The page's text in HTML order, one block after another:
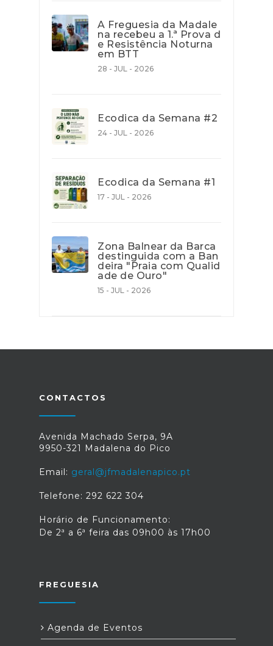
A Freguesia da Madale
na recebeu a 1.ª Prova d
e Resistência Noturna
em BTT
28 - JUL - 2026
Ecodica da Semana #2
24 - JUL - 2026
Ecodica da Semana #1
17 - JUL - 2026
Zona Balnear da Barca
destinguida com a Ban
deira "Praia com Qualid
ade de Ouro"
15 - JUL - 2026
CONTACTOS
Avenida Machado Serpa, 9A
9950-321 Madalena do Pico
Email: geral@jfmadalenapico.pt
Telefone: 292 622 304
Horário de Funcionamento:
De 2ª a 6ª feira das 09h00 às 17h00
FREGUESIA
Agenda de Eventos